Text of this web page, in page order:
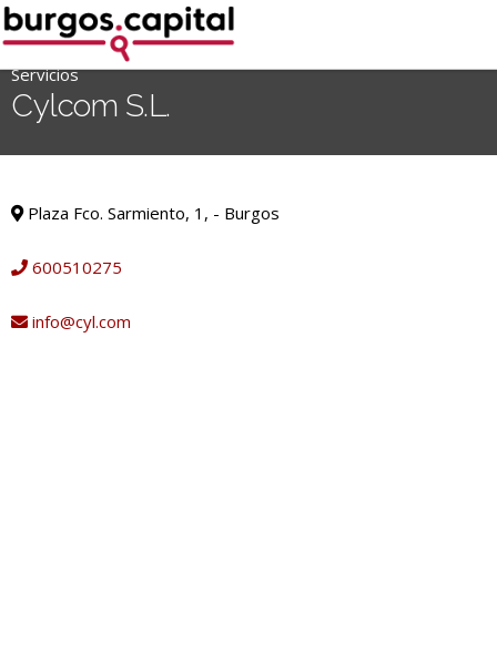
Ir
al
contenido
for:')
Servicios
Cylcom S.L.
Plaza Fco. Sarmiento, 1, - Burgos
600510275
info@cyl.com